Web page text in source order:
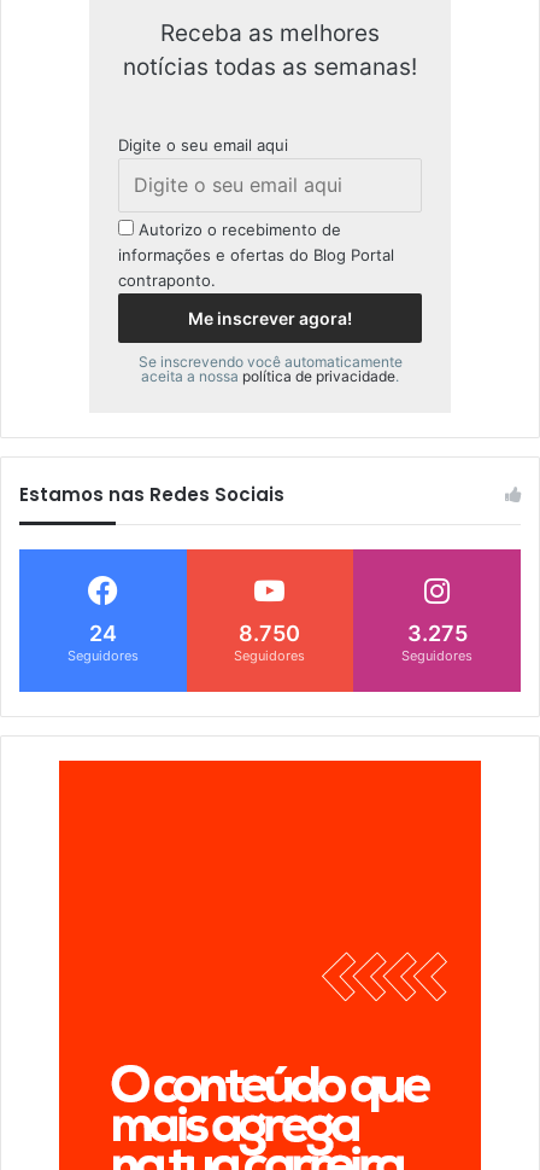
Receba as melhores
notícias todas as semanas!
Digite o seu email aqui
Autorizo o recebimento de
informações e ofertas do Blog Portal
contraponto.
Se inscrevendo você automaticamente
aceita a nossa política de privacidade.
Estamos nas Redes Sociais
24
Seguidores
8.750
Seguidores
3.275
Seguidores